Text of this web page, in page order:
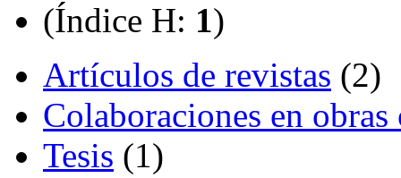
(Índice H: 1)
Artículos de revistas (2)
Colaboraciones en
Tesis (1)